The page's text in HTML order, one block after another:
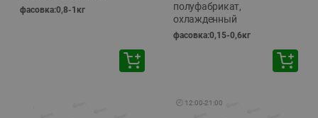
фасовка:0,8-1кг
полуфабрикат,
охлажденный
фасовка:0,15-0,6кг
🕘 12:00-21:00